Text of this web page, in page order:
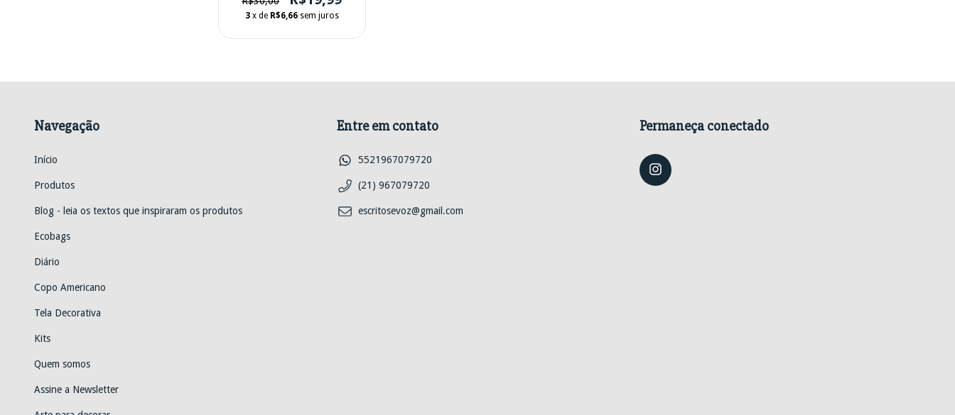
3 x de R$6,66 sem juros
Navegação
Início
Produtos
Blog - leia os textos que inspiraram os produtos
Ecobags
Diário
Copo Americano
Tela Decorativa
Kits
Quem somos
Assine a Newsletter
Entre em contato
5521967079720
(21) 967079720
escritosevoz@gmail.com
Permaneça conectado